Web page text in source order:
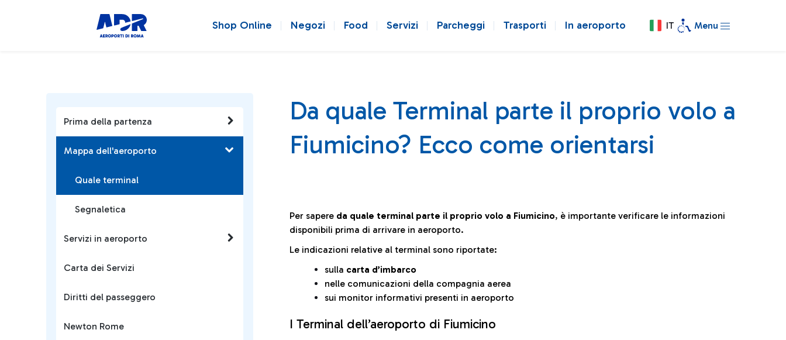
Shop Online Negozi Food Servizi Parcheggi Trasporti In aeroporto IT Menu
Prima della partenza
Mappa dell'aeroporto
Quale terminal
Segnaletica
Servizi in aeroporto
Carta dei Servizi
Diritti del passeggero
Newton Rome
Da quale Terminal parte il proprio volo a
Fiumicino? Ecco come orientarsi
Per sapere da quale terminal parte il proprio volo a Fiumicino, è importante verificare le informazioni
disponibili prima di arrivare in aeroporto.
Le indicazioni relative al terminal sono riportate:
sulla carta d’imbarco
nelle comunicazioni della compagnia aerea
sui monitor informativi presenti in aeroporto
I Terminal dell’aeroporto di Fiumicino